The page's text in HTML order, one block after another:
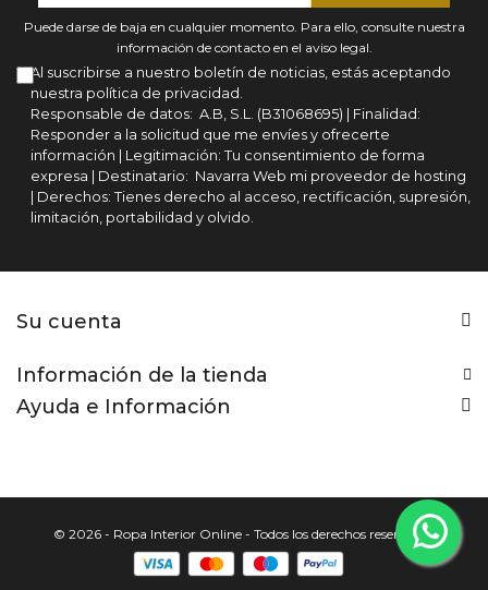
Puede darse de baja en cualquier momento. Para ello, consulte nuestra
información de contacto en el aviso legal.
Al suscribirse a nuestro boletín de noticias, estás aceptando
nuestra política de privacidad.
Responsable de datos: A.B, S.L. (B31068695) | Finalidad:
Responder a la solicitud que me envíes y ofrecerte
información | Legitimación: Tu consentimiento de forma
expresa | Destinatario: Navarra Web mi proveedor de hosting
| Derechos: Tienes derecho al acceso, rectificación, supresión,
limitación, portabilidad y olvido.
Su cuenta
Información de la tienda
Ayuda e Información
© 2026 - Ropa Interior Online - Todos los derechos reservados